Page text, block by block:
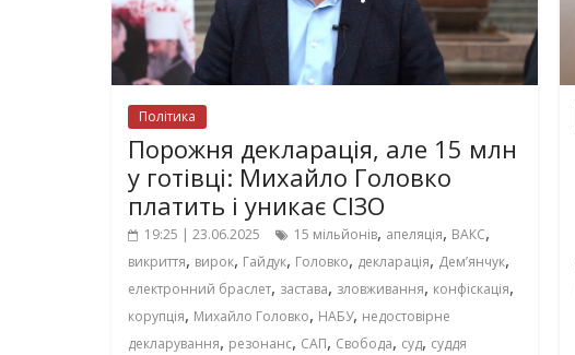
Політика
Порожня декларація, але 15 млн
у готівці: Михайло Головко
платить і уникає СІЗО
19:25 | 23.06.2025 15 мільйонів, апеляція, ВАКС,
викриття, вирок, Гайдук, Головко, декларація, Демʼянчук,
електронний браслет, застава, зловживання, конфіскація,
корупція, Михайло Головко, НАБУ, недостовірне
декларування, резонанс, САП, Свобода, суд, суддя